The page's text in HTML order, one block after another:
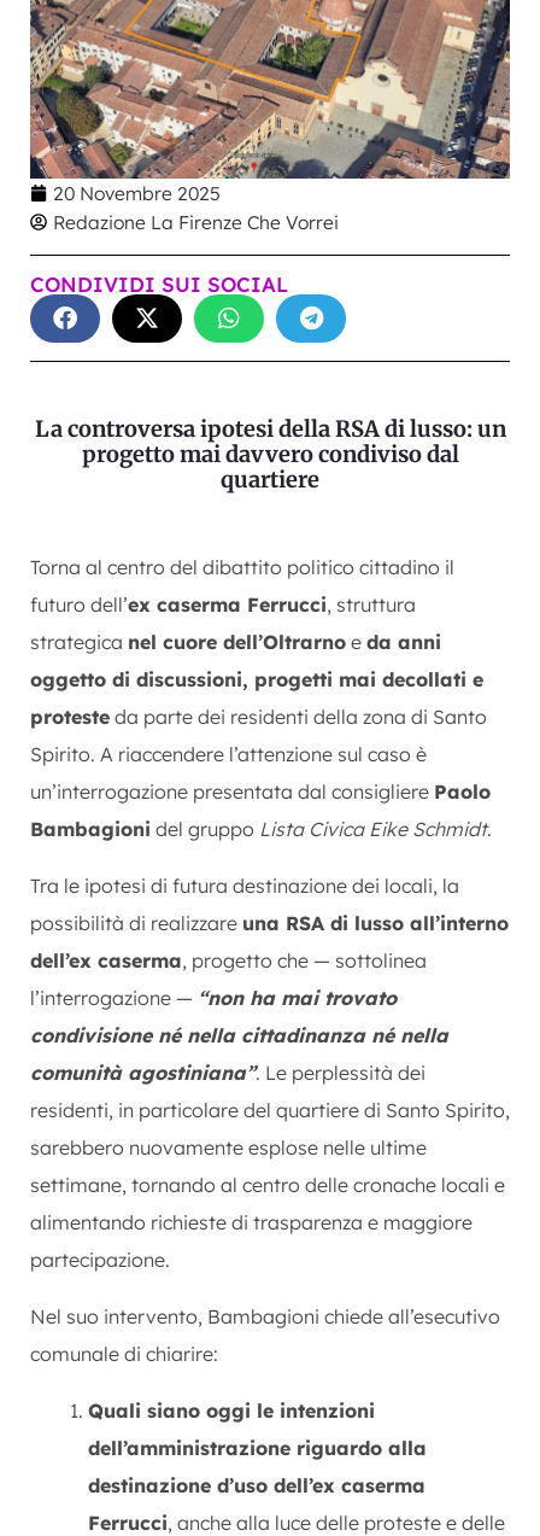
20 Novembre 2025
Redazione La Firenze Che Vorrei
CONDIVIDI SUI SOCIAL
La controversa ipotesi della RSA di lusso: un
progetto mai davvero condiviso dal
quartiere
Torna al centro del dibattito politico cittadino il
futuro dell’ex caserma Ferrucci, struttura
strategica nel cuore dell’Oltrarno e da anni
oggetto di discussioni, progetti mai decollati e
proteste da parte dei residenti della zona di Santo
Spirito. A riaccendere l’attenzione sul caso è
un’interrogazione presentata dal consigliere Paolo
Bambagioni del gruppo Lista Civica Eike Schmidt.
Tra le ipotesi di futura destinazione dei locali, la
possibilità di realizzare una RSA di lusso all’interno
dell’ex caserma, progetto che — sottolinea
l’interrogazione — “non ha mai trovato
condivisione né nella cittadinanza né nella
comunità agostiniana”. Le perplessità dei
residenti, in particolare del quartiere di Santo Spirito,
sarebbero nuovamente esplose nelle ultime
settimane, tornando al centro delle cronache locali e
alimentando richieste di trasparenza e maggiore
partecipazione.
Nel suo intervento, Bambagioni chiede all’esecutivo
comunale di chiarire:
Quali siano oggi le intenzioni
dell’amministrazione riguardo alla
destinazione d’uso dell’ex caserma
Ferrucci, anche alla luce delle proteste e delle